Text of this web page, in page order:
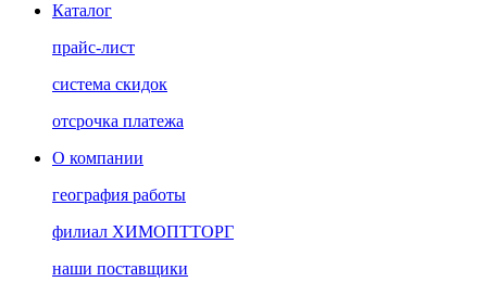
Каталог
прайс-лист
система скидок
отсрочка платежа
О компании
география работы
филиал ХИМОПТТОРГ
наши поставщики